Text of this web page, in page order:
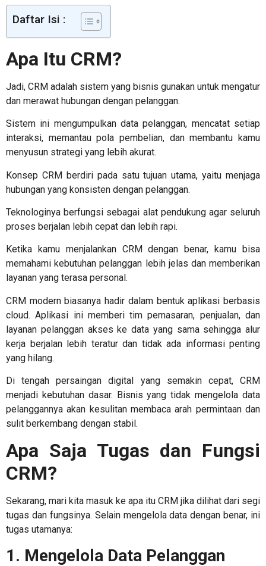
Daftar Isi :
Apa Itu CRM?
Jadi, CRM adalah sistem yang bisnis gunakan untuk mengatur
dan merawat hubungan dengan pelanggan.
Sistem ini mengumpulkan data pelanggan, mencatat setiap
interaksi, memantau pola pembelian, dan membantu kamu
menyusun strategi yang lebih akurat.
Konsep CRM berdiri pada satu tujuan utama, yaitu menjaga
hubungan yang konsisten dengan pelanggan.
Teknologinya berfungsi sebagai alat pendukung agar seluruh
proses berjalan lebih cepat dan lebih rapi.
Ketika kamu menjalankan CRM dengan benar, kamu bisa
memahami kebutuhan pelanggan lebih jelas dan memberikan
layanan yang terasa personal.
CRM modern biasanya hadir dalam bentuk aplikasi berbasis
cloud. Aplikasi ini memberi tim pemasaran, penjualan, dan
layanan pelanggan akses ke data yang sama sehingga alur
kerja berjalan lebih teratur dan tidak ada informasi penting
yang hilang.
Di tengah persaingan digital yang semakin cepat, CRM
menjadi kebutuhan dasar. Bisnis yang tidak mengelola data
pelanggannya akan kesulitan membaca arah permintaan dan
sulit berkembang dengan stabil.
Apa Saja Tugas dan Fungsi
CRM?
Sekarang, mari kita masuk ke apa itu CRM jika dilihat dari segi
tugas dan fungsinya. Selain mengelola data dengan benar, ini
tugas utamanya:
1. Mengelola Data Pelanggan